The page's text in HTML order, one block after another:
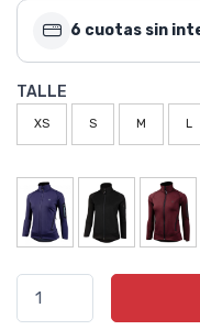
6 cuotas sin
TALLE
XS S M L